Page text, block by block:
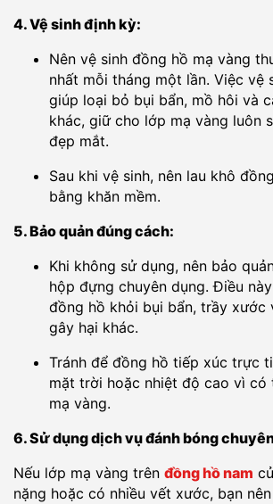
4. Vệ sinh định kỳ:
Nên vệ sinh đồng hồ mạ vàng
nhất mỗi tháng một lần. Việc vệ
giúp loại bỏ bụi bẩn, mồ hôi và
khác, giữ cho lớp mạ vàng luôn
đẹp mắt.
Sau khi vệ sinh, nên lau khô
bằng khăn mềm.
5. Bảo quản đúng cách:
Khi không sử dụng, nên bảo
hộp đựng chuyên dụng. Điều
đồng hồ khỏi bụi bẩn, trầy xước
gây hại khác.
Tránh để đồng hồ tiếp xúc trực
mặt trời hoặc nhiệt độ cao vì có
mạ vàng.
6. Sử dụng dịch vụ đánh bóng
Nếu lớp mạ vàng trên đồng hồ nam
nặng hoặc có nhiều vết xước, bạn